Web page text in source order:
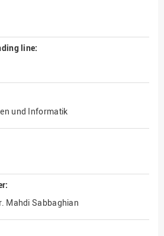
line:
und Informatik
Mahdi Sabbaghian